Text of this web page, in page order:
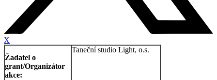
X
Žadatel o
grant/Organizátor
akce:
Taneční studio Light, o.s.